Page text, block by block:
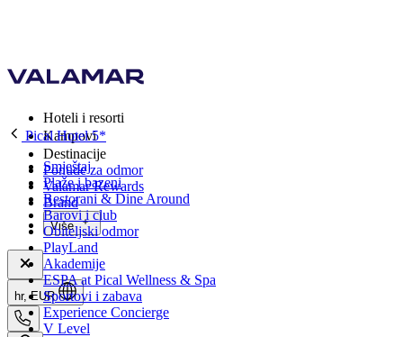
Hoteli i resorti
Kampovi
Destinacije
Ponude za odmor
Valamar Rewards
Brand
Više
hr, EUR
Pical Hotel 5*
Smještaj
Plaže i bazeni
Restorani & Dine Around
Barovi i club
Obiteljski odmor
PlayLand
Akademije
ESPA at Pical Wellness & Spa
Sportovi i zabava
Experience Concierge
V Level